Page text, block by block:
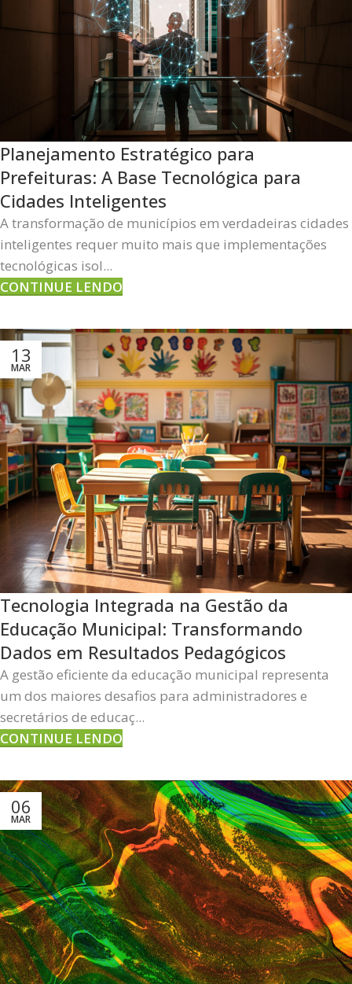
Planejamento Estratégico para
Prefeituras: A Base Tecnológica para
Cidades Inteligentes
A transformação de municípios em verdadeiras cidades
inteligentes requer muito mais que implementações
tecnológicas isol...
CONTINUE LENDO
13
MAR
Tecnologia Integrada na Gestão da
Educação Municipal: Transformando
Dados em Resultados Pedagógicos
A gestão eficiente da educação municipal representa
um dos maiores desafios para administradores e
secretários de educaç...
CONTINUE LENDO
06
MAR